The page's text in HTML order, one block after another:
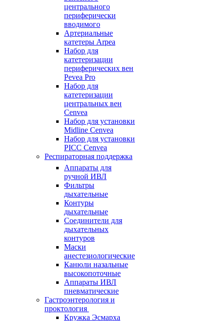
центрального
периферически
вводимого
Артериальные
катетеры Arpea
Набор для
катетеризации
периферических вен
Pevea Pro
Набор для
катетеризации
центральных вен
Cenvea
Набор для установки
Midline Cenvea
Набор для установки
PICC Cenvea
Респираторная поддержка
Аппараты для
ручной ИВЛ
Фильтры
дыхательные
Контуры
дыхательные
Соединители для
дыхательных
контуров
Маски
анестезиологические
Канюли назальные
высокопоточные
Аппараты ИВЛ
пневматические
Гастроэнтерология и
проктология
Кружка Эсмарха